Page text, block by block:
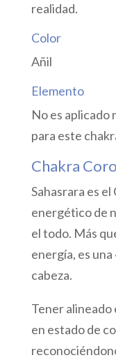
realidad.
Color
Añil
Elemento
No es
para este
Chakra
Sahasrara es
energético de
el todo. Más
energía, es
cabeza.
Tener
en estado de